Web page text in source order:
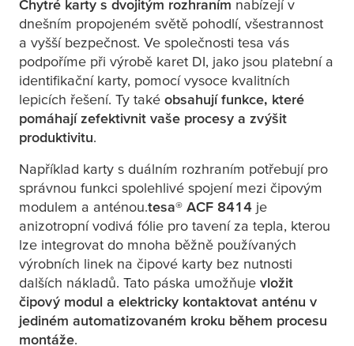
Chytré karty s dvojitým rozhraním nabízejí v
dnešním propojeném světě pohodlí, všestrannost
a vyšší bezpečnost. Ve společnosti tesa vás
podpoříme při výrobě karet DI, jako jsou platební a
identifikační karty, pomocí vysoce kvalitních
lepicích řešení. Ty také obsahují funkce, které
pomáhají zefektivnit vaše procesy a zvýšit
produktivitu.
Například karty s duálním rozhraním potřebují pro
správnou funkci spolehlivé spojení mezi čipovým
modulem a anténou.tesa® ACF 8414 je
anizotropní vodivá fólie pro tavení za tepla, kterou
lze integrovat do mnoha běžně používaných
výrobních linek na čipové karty bez nutnosti
dalších nákladů. Tato páska umožňuje vložit
čipový modul a elektricky kontaktovat anténu v
jediném automatizovaném kroku během procesu
montáže.